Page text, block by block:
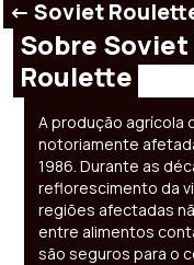
<- Soviet
Sobre Soviet
Roulette
A produção agrícola
notoriamente
1986. Durante as
reflorescimento da
regiões afectadas
entre alimentos
são seguros para o